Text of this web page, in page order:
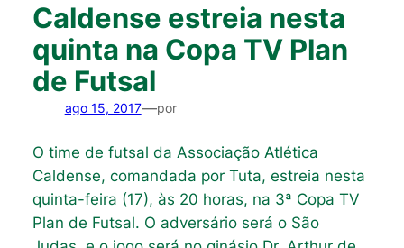
Caldense estreia nesta
quinta na Copa TV Plan
de Futsal
ago 15, 2017—por
O time de futsal da Associação Atlética
Caldense, comandada por Tuta, estreia nesta
quinta-feira (17), às 20 horas, na 3ª Copa TV
Plan de Futsal. O adversário será o São